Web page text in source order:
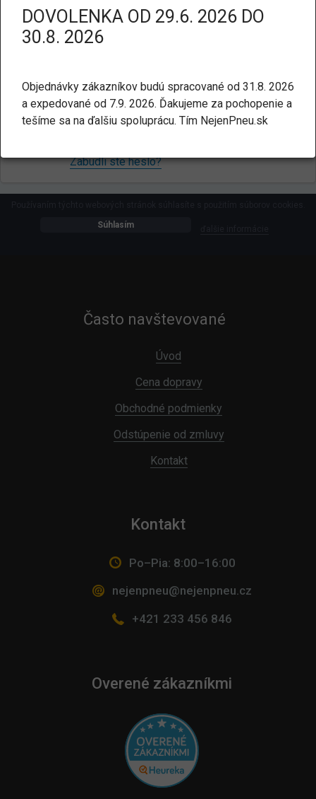
Prihlásiť sa
Zabudli ste heslo?
Súhlasím
Často navštevované
Úvod
Cena dopravy
Obchodné podmienky
Odstúpenie od zmluvy
Kontakt
Kontakt
Po–Pia: 8:00–16:00
nejenpneu@nejenpneu.cz
+421 233 456 846
Overené zákazníkmi
DOVOLENKA OD 29.6. 2026 DO
30.8. 2026
Objednávky zákazníkov budú spracované od 31.8. 2026
a expedované od 7.9. 2026. Ďakujeme za pochopenie a
tešíme sa na ďalšiu spoluprácu. Tím NejenPneu.sk